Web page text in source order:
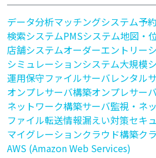
データ分析マッチングシステム予
検索システムPMSシステム地図・
店舗システムオーダーエントリー
シミュレーションシステム大規模
運用保守ファイルサーバレンタル
オンプレサーバ構築オンプレサー
ネットワーク構築サーバ監視・ネ
ファイル転送情報漏えい対策セキ
マイグレーションクラウド構築ク
AWS (Amazon Web Services)